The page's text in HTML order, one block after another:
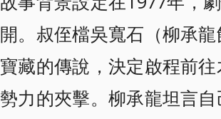
。叔侄檔吳寬石（柳承
藏的傳說，決定啟程前
力的夾擊。柳承龍坦言